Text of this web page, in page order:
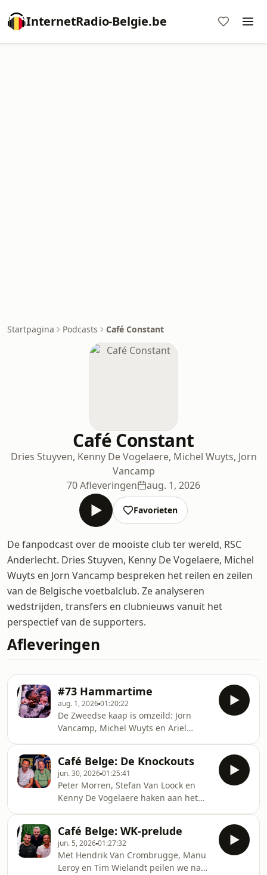
InternetRadio-Belgie.be
Startpagina Podcasts Café Constant
Café Constant
Dries Stuyven, Kenny De Vogelaere, Michel Wuyts, Jorn
Vancamp
70 Afleveringen
aug. 1, 2026
Favorieten
De fanpodcast over de mooiste club ter wereld, RSC
Anderlecht. Dries Stuyven, Kenny De Vogelaere, Michel
Wuyts en Jorn Vancamp bespreken het reilen en zeilen
van de Belgische voetbalclub. Ze analyseren
wedstrijden, transfers en clubnieuws vanuit het
perspectief van de supporters.
Afleveringen
#73 Hammartime
aug. 1, 202601:20:22
De Zweedse kaap is omzeild: Jorn
Vancamp, Michel Wuyts en Ariel
Café Belge: De Knockouts
jun. 30, 202601:25:41
Peter Morren, Stefan Van Loock en
Kenny De Vogelaere haken aan het
Café Belge: WK-prelude
jun. 5, 202601:27:32
Met Hendrik Van Crombrugge, Manu
Leroy en Tim Wielandt peilen we naar